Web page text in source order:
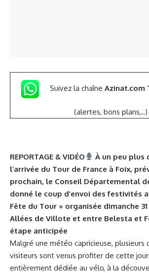
Suivez la chaîne Azinat.com
(alertes, bons plans,..)
REPORTAGE & VIDÉO
À un peu plus
l’arrivée du Tour de France à Foix,
prochain, le Conseil Départemental
donné le coup d’envoi des festivités
Fête du Tour » organisée dimanche
Allées de Villote et entre Belesta et
étape anticipée
Malgré une météo capricieuse, plusieurs
visiteurs sont venus profiter de cette
entièrement dédiée au vélo, à la